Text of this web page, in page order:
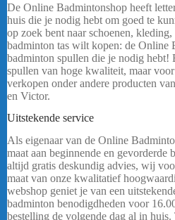
De Online Badmintonshop heeft
huis die je nodig hebt om goed te
op zoek bent naar schoenen, kleding,
badminton tas wilt kopen: de Online
badminton spullen die je nodig hebt!
spullen van hoge kwaliteit, maar
verkopen onder andere producten
en Victor.
Uitstekende service
Als eigenaar van de Online
maat aan beginnende en
altijd gratis deskundig advies, wij
maat van onze kwalitatief
webshop geniet je van een
badminton benodigdheden voor
bestelling de volgende dag al in